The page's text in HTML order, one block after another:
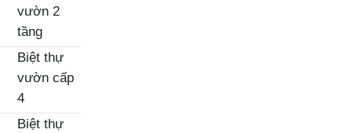
vườn 2
tầng
Biệt thự
vườn cấp
4
Biệt thự